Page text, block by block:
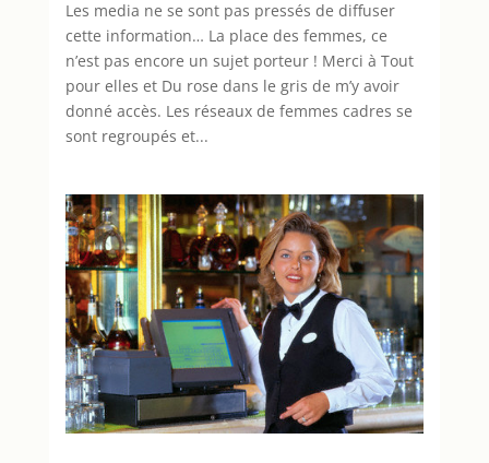
Les media ne se sont pas pressés de diffuser
cette information… La place des femmes, ce
n’est pas encore un sujet porteur ! Merci à Tout
pour elles et Du rose dans le gris de m’y avoir
donné accès. Les réseaux de femmes cadres se
sont regroupés et...